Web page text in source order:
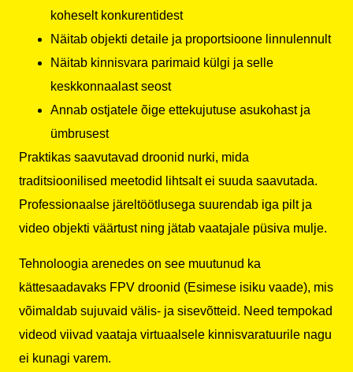
koheselt konkurentidest
Näitab objekti detaile ja proportsioone linnulennult
Näitab kinnisvara parimaid külgi ja selle
keskkonnaalast seost
Annab ostjatele õige ettekujutuse asukohast ja
ümbrusest
Praktikas saavutavad droonid nurki, mida
traditsioonilised meetodid lihtsalt ei suuda saavutada.
Professionaalse järeltöötlusega suurendab iga pilt ja
video objekti väärtust ning jätab vaatajale püsiva mulje.
Tehnoloogia arenedes on see muutunud ka
kättesaadavaks FPV droonid (Esimese isiku vaade), mis
võimaldab sujuvaid välis- ja sisevõtteid. Need tempokad
videod viivad vaataja virtuaalsele kinnisvaratuurile nagu
ei kunagi varem.